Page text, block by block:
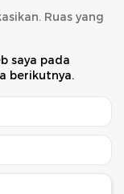
Ruas yang
saya pada
berikutnya.